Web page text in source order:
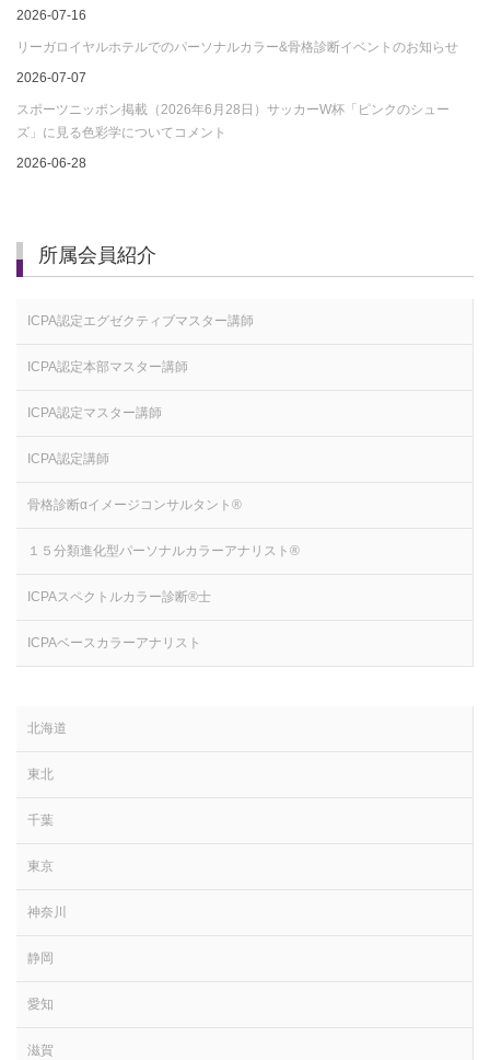
2026-07-16
リーガロイヤルホテルでのパーソナルカラー&骨格診断イベントのお知らせ
2026-07-07
スポーツニッポン掲載（2026年6月28日）サッカーW杯「ピンクのシュー
ズ」に見る色彩学についてコメント
2026-06-28
所属会員紹介
ICPA認定エグゼクティブマスター講師
ICPA認定本部マスター講師
ICPA認定マスター講師
ICPA認定講師
骨格診断αイメージコンサルタント®
１５分類進化型パーソナルカラーアナリスト®
ICPAスペクトルカラー診断®士
ICPAベースカラーアナリスト
北海道
東北
千葉
東京
神奈川
静岡
愛知
滋賀